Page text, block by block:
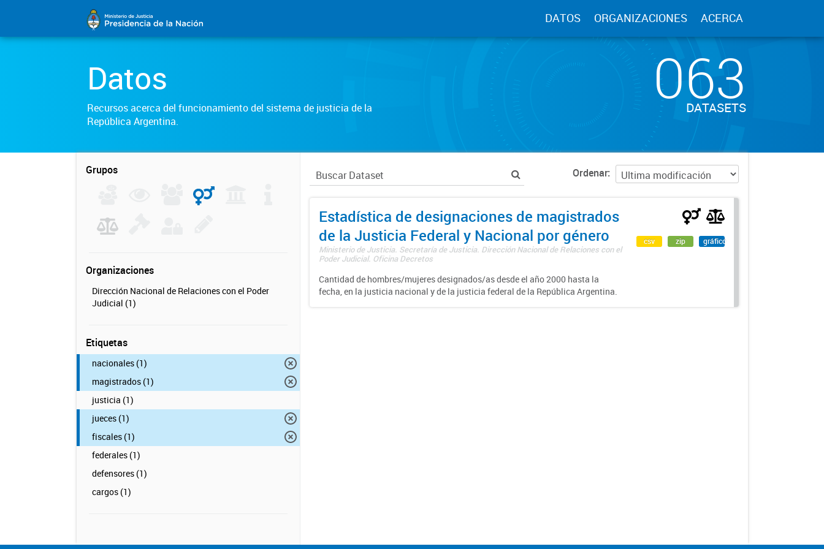
DATOS ORGANIZACIONES ACERCA
Datos
Recursos acerca del funcionamiento del sistema de justicia de la
República Argentina.
063
DATASETS
Grupos
Organizaciones
Dirección Nacional de Relaciones con el Poder
Judicial (1)
Etiquetas
nacionales (1)
magistrados (1)
justicia (1)
jueces (1)
fiscales (1)
federales (1)
defensores (1)
cargos (1)
Ordenar
Estadística de designaciones de magistrados
de la Justicia Federal y Nacional por género
Ministerio de Justicia. Secretaría de Justicia. Dirección Nacional de Relaciones con el
Poder Judicial. Oficina Decretos
Cantidad de hombres/mujeres designados/as desde el año 2000 hasta la
fecha, en la justicia nacional y de la justicia federal de la República Argentina.
csv zip gráfico